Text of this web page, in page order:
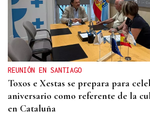
REUNIÓN EN SANTIAGO
Toxos e Xestas se prepara para
aniversario como referente de la
en Cataluña